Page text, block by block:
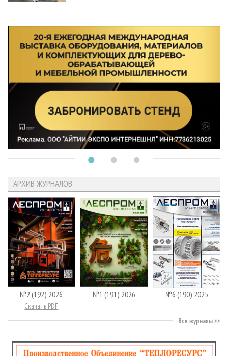
АРХИВ ЖУРНАЛОВ
№2 (192) 2026
Скачать PDF
№1 (191) 2026 №6 (190) 2025
Все журналы